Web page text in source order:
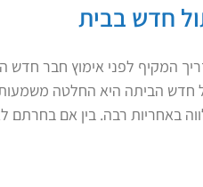
חדש בבית
המקיף לפני אימוץ חבר חדש
חדש הביתה היא החלטה
באחריות רבה. בין אם בחרתם